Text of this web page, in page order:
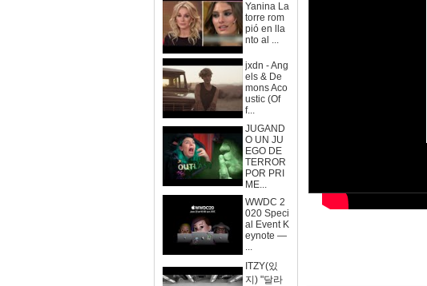
Yanina La
torre rom
pió en lla
nto al ...
jxdn - Ang
els & De
mons Aco
ustic (Of
f...
JUGAND
O UN JU
EGO DE
TERROR
POR PRI
ME...
WWDC 2
020 Speci
al Event K
eynote —
...
ITZY(있
지) "달라